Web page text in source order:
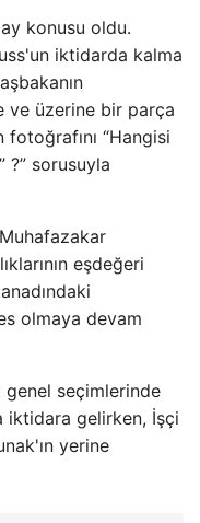
konusu oldu.
iktidarda kalma
ve üzerine bir parça
“Hangisi
?” sorusuyla
eşdeğeri
olmaya devam
seçimlerinde
iktidara gelirken, İşçi
yerine